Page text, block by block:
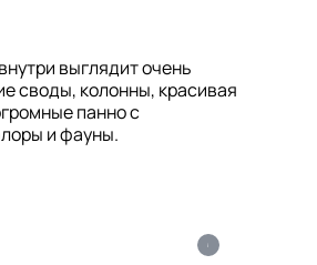
выглядит очень
своды, колонны, красивая
панно с
и фауны.
i